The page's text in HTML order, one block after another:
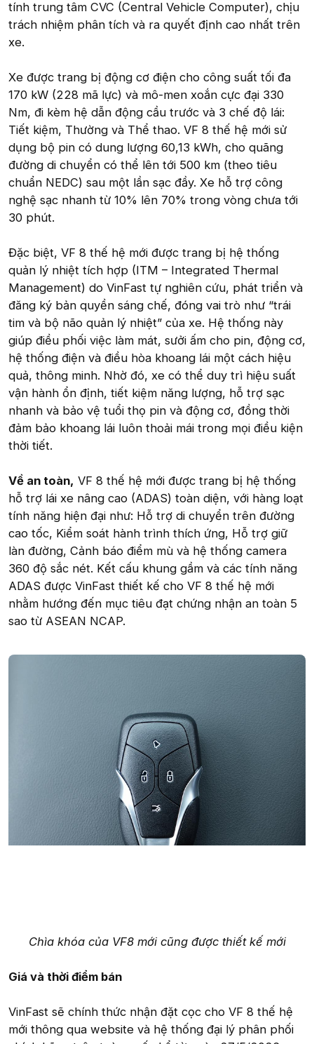
tính trung tâm CVC (Central Vehicle Computer), chịu
trách nhiệm phân tích và ra quyết định cao nhất trên
xe.
Xe được trang bị động cơ điện cho công suất tối đa
170 kW (228 mã lực) và mô-men xoắn cực đại 330
Nm, đi kèm hệ dẫn động cầu trước và 3 chế độ lái:
Tiết kiệm, Thường và Thể thao. VF 8 thế hệ mới sử
dụng bộ pin có dung lượng 60,13 kWh, cho quãng
đường di chuyển có thể lên tới 500 km (theo tiêu
chuẩn NEDC) sau một lần sạc đầy. Xe hỗ trợ công
nghệ sạc nhanh từ 10% lên 70% trong vòng chưa tới
30 phút.
Đặc biệt, VF 8 thế hệ mới được trang bị hệ thống
quản lý nhiệt tích hợp (ITM – Integrated Thermal
Management) do VinFast tự nghiên cứu, phát triển và
đăng ký bản quyền sáng chế, đóng vai trò như “trái
tim và bộ não quản lý nhiệt” của xe. Hệ thống này
giúp điều phối việc làm mát, sưởi ấm cho pin, động cơ,
hệ thống điện và điều hòa khoang lái một cách hiệu
quả, thông minh. Nhờ đó, xe có thể duy trì hiệu suất
vận hành ổn định, tiết kiệm năng lượng, hỗ trợ sạc
nhanh và bảo vệ tuổi thọ pin và động cơ, đồng thời
đảm bảo khoang lái luôn thoải mái trong mọi điều kiện
thời tiết.
Về an toàn, VF 8 thế hệ mới được trang bị hệ thống
hỗ trợ lái xe nâng cao (ADAS) toàn diện, với hàng loạt
tính năng hiện đại như: Hỗ trợ di chuyển trên đường
cao tốc, Kiểm soát hành trình thích ứng, Hỗ trợ giữ
làn đường, Cảnh báo điểm mù và hệ thống camera
360 độ sắc nét. Kết cấu khung gầm và các tính năng
ADAS được VinFast thiết kế cho VF 8 thế hệ mới
nhằm hướng đến mục tiêu đạt chứng nhận an toàn 5
sao từ ASEAN NCAP.
Chìa khóa của VF8 mới cũng được thiết kế mới
Giá và thời điểm bán
VinFast sẽ chính thức nhận đặt cọc cho VF 8 thế hệ
mới thông qua website và hệ thống đại lý phân phối